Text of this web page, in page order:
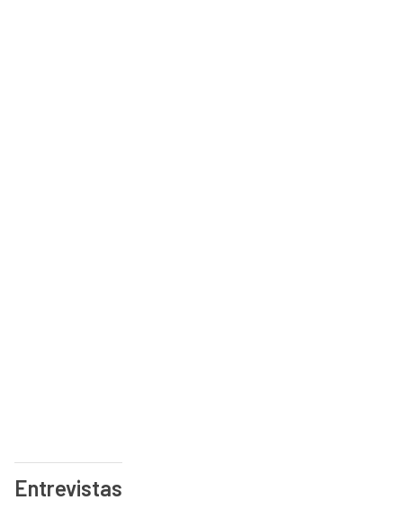
Entrevistas